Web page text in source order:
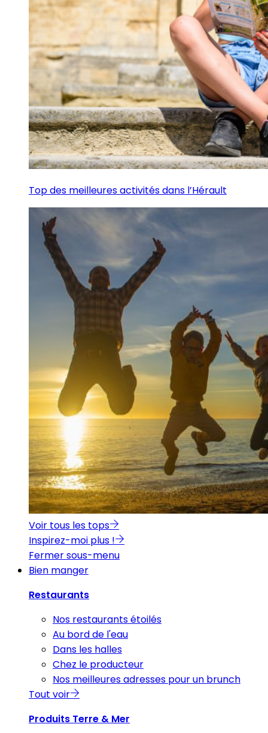
Top des meilleures activités dans l’Hérault
Voir tous les tops
Inspirez-moi plus !
Fermer sous-menu
Bien manger
Restaurants
Nos restaurants étoilés
Au bord de l'eau
Dans les halles
Chez le producteur
Nos meilleures adresses pour un brunch
Tout voir
Produits Terre & Mer